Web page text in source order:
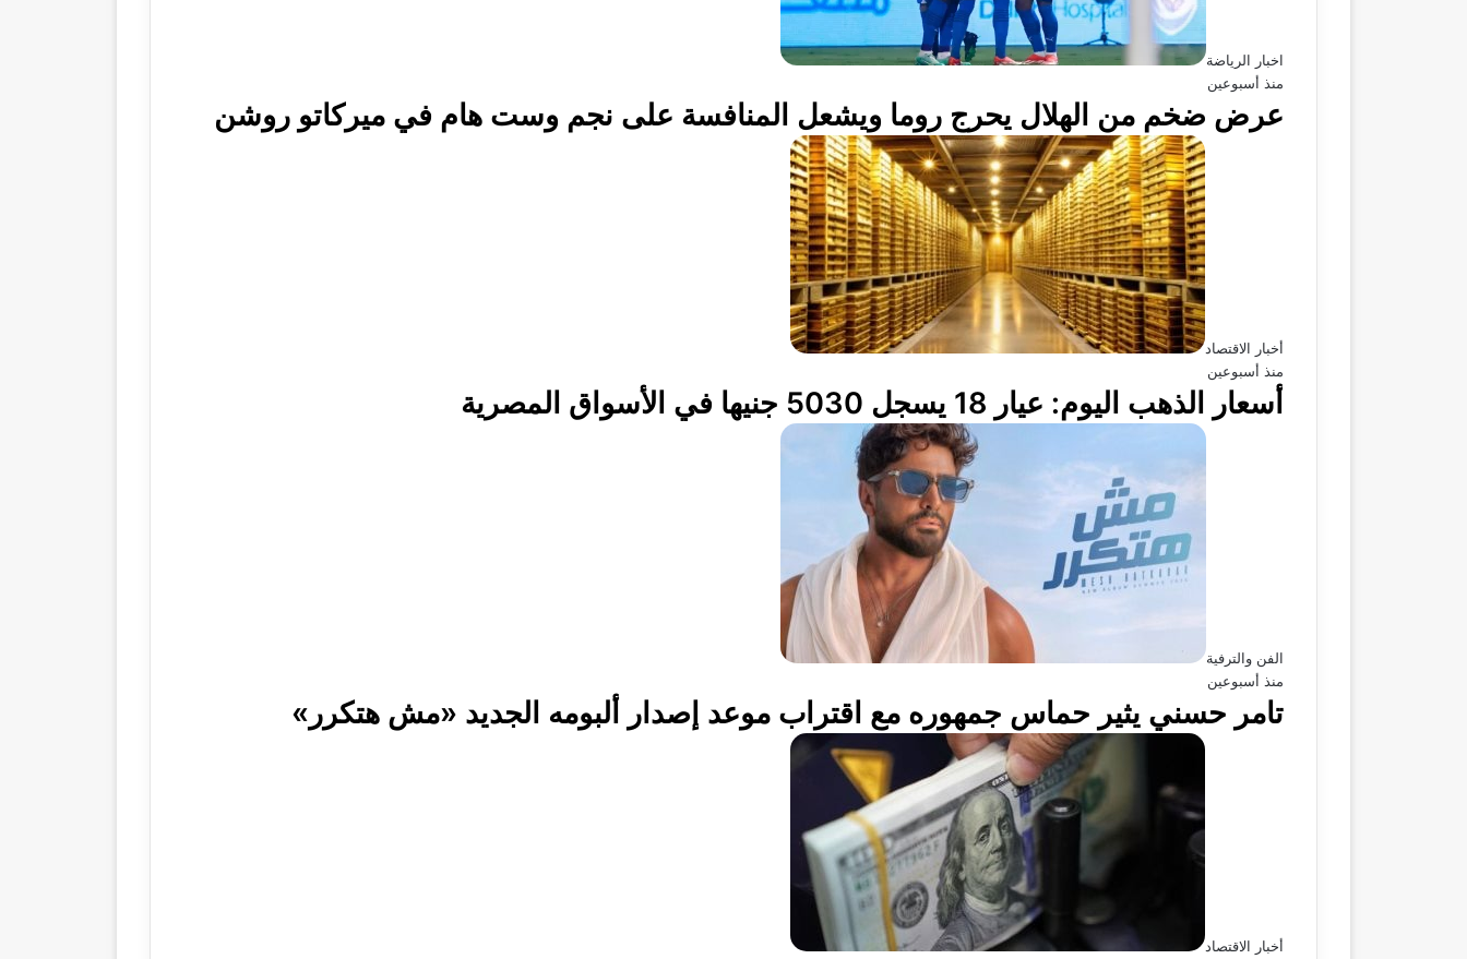
اخبار الرياضة
منذ أسبوعين
عرض ضخم من الهلال يحرج روما ويشعل المنافسة على نجم وست هام في ميركاتو روشن
أخبار الاقتصاد
منذ أسبوعين
أسعار الذهب اليوم: عيار 18 يسجل 5030 جنيها في الأسواق المصرية
الفن والترفية
منذ أسبوعين
تامر حسني يثير حماس جمهوره مع اقتراب موعد إصدار ألبومه الجديد «مش هتكرر»
أخبار الاقتصاد